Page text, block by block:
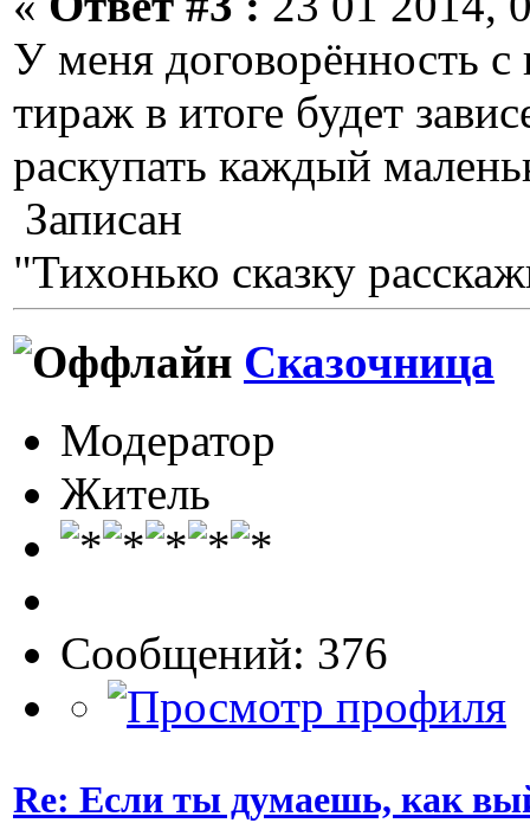
У меня договорённость
тираж в итоге будет
раскупать каждый
Записан
"Тихонько сказку
Сказочница
Модератор
Житель
Сообщений: 376
Re: Если ты думаешь, как